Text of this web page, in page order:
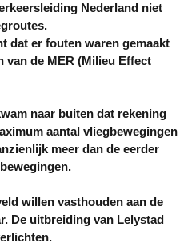
Nederland niet
dat er fouten waren gemaakt
van de MER (Milieu Effect
naar buiten dat rekening
aantal vliegbewegingen
meer dan de eerder
willen vasthouden aan de
De uitbreiding van Lelystad